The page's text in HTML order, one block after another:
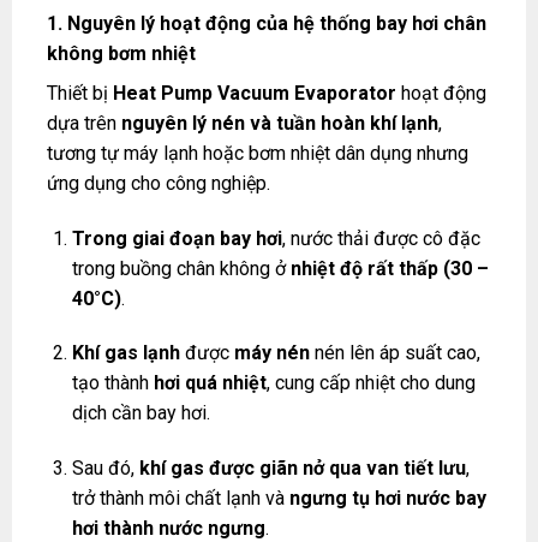
1. Nguyên lý hoạt động của hệ thống bay hơi chân
không bơm nhiệt
Thiết bị Heat Pump Vacuum Evaporator hoạt động
dựa trên nguyên lý nén và tuần hoàn khí lạnh,
tương tự máy lạnh hoặc bơm nhiệt dân dụng nhưng
ứng dụng cho công nghiệp.
Trong giai đoạn bay hơi, nước thải được cô đặc
trong buồng chân không ở nhiệt độ rất thấp (30 –
40°C).
Khí gas lạnh được máy nén nén lên áp suất cao,
tạo thành hơi quá nhiệt, cung cấp nhiệt cho dung
dịch cần bay hơi.
Sau đó, khí gas được giãn nở qua van tiết lưu,
trở thành môi chất lạnh và ngưng tụ hơi nước bay
hơi thành nước ngưng.